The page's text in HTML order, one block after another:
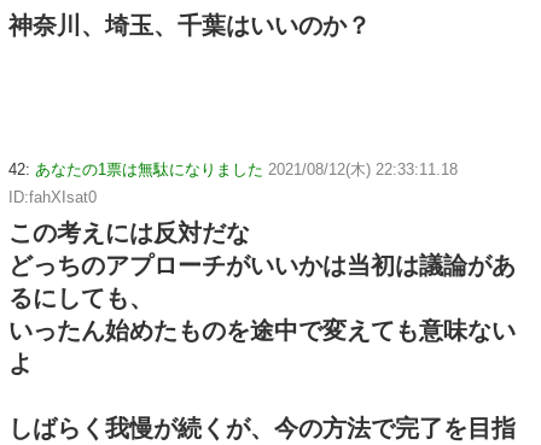
神奈川、埼玉、千葉はいいのか？
42: あなたの1票は無駄になりました 2021/08/12(木) 22:33:11.18
ID:fahXIsat0
この考えには反対だな
どっちのアプローチがいいかは当初は議論があ
るにしても、
いったん始めたものを途中で変えても意味ない
よ
しばらく我慢が続くが、今の方法で完了を目指